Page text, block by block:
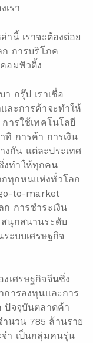
เรา
านี้ เราจะต้องต่อย
การบริโภค
อมพิวติ้ง
กรุ๊ป เราเชื่อ
ละการค้าจะทำให้
ารใช้เทคโนโลยี
การค้า การเงิน
งกัน แต่ละประเทศ
งทำให้ทุกคน
กทุกหนแห่งทั่วโลก
to-market
การชำระเงิน
นุกสนานระดับ
ระบบเศรษฐกิจ
เศรษฐกิจจีนซึ่ง
การลงทุนและการ
ปัจจุบันตลาดค้า
นวน 785 ล้านราย
จำ เป็นกลุ่มคนรุ่น